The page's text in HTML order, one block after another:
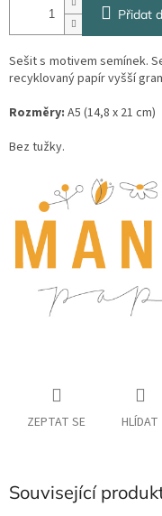
Přidat
Sešit s motivem semínek.
recyklovaný papír vyšší
Rozměry: A5 (14,8 x 21 cm)
Bez tužky.
ZEPTAT SE HLÍDAT
Související